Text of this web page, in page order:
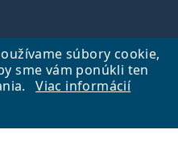
súbory cookie,
sme vám ponúkli ten
Viac informácií
Lentiamo s.r.o., Česká